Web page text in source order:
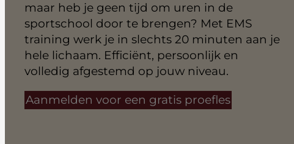
maar heb je geen tijd om uren in de
sportschool door te brengen? Met EMS
training werk je in slechts 20 minuten aan je
hele lichaam. Efficiënt, persoonlijk en
volledig afgestemd op jouw niveau.
Aanmelden voor een gratis proefles